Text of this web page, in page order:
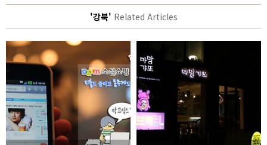
'강북' Related Articles